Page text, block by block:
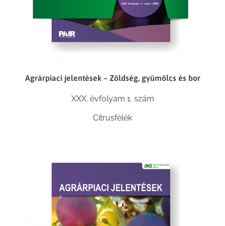
Agrárpiaci jelentések – Zöldség, gyümölcs és bor
XXX. évfolyam 1. szám
Citrusfélék